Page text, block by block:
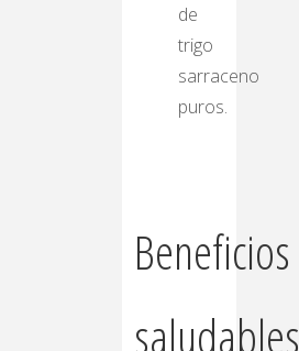
de
trigo
sarraceno
puros.
Beneficios
saludables